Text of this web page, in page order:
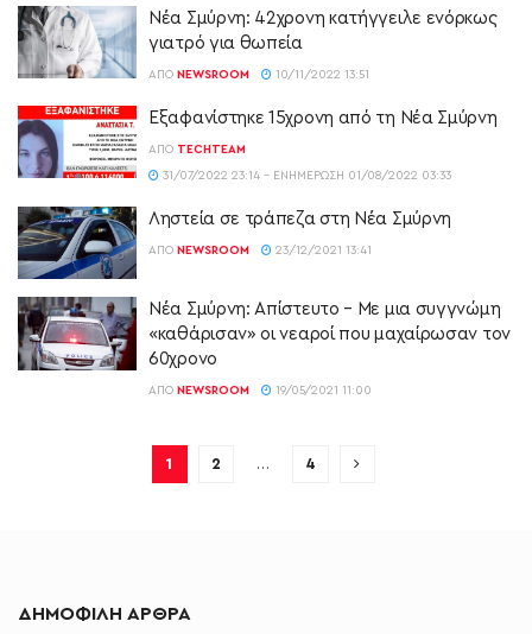
Νέα Σμύρνη: 42χρονη κατήγγειλε ενόρκως
γιατρό για θωπεία
ΑΠΌ NEWSROOM 10/11/2022 13:51
Εξαφανίστηκε 15χρονη από τη Νέα Σμύρνη
ΑΠΌ TECHTEAM
31/07/2022 23:14 - ΕΝΗΜΈΡΩΣΗ 01/08/2022 03:33
Ληστεία σε τράπεζα στη Νέα Σμύρνη
ΑΠΌ NEWSROOM 23/12/2021 13:41
Νέα Σμύρνη: Απίστευτο – Με μια συγγνώμη
«καθάρισαν» οι νεαροί που μαχαίρωσαν τον
60χρονο
ΑΠΌ NEWSROOM 19/05/2021 11:00
1 2 … 4
ΔΗΜΟΦΙΛΗ ΑΡΘΡΑ